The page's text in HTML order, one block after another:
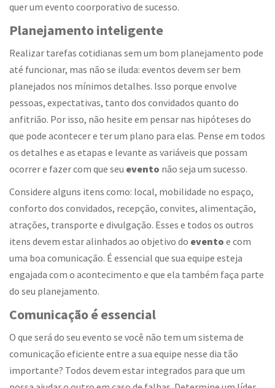
quer um evento coorporativo de sucesso.
Planejamento inteligente
Realizar tarefas cotidianas sem um bom planejamento pode
até funcionar, mas não se iluda: eventos devem ser bem
planejados nos mínimos detalhes. Isso porque envolve
pessoas, expectativas, tanto dos convidados quanto do
anfitrião. Por isso, não hesite em pensar nas hipóteses do
que pode acontecer e ter um plano para elas. Pense em todos
os detalhes e as etapas e levante as variáveis que possam
ocorrer e fazer com que seu evento não seja um sucesso.
Considere alguns itens como: local, mobilidade no espaço,
conforto dos convidados, recepção, convites, alimentação,
atrações, transporte e divulgação. Esses e todos os outros
itens devem estar alinhados ao objetivo do evento e com
uma boa comunicação. É essencial que sua equipe esteja
engajada com o acontecimento e que ela também faça parte
do seu planejamento.
Comunicação é essencial
O que será do seu evento se você não tem um sistema de
comunicação eficiente entre a sua equipe nesse dia tão
importante? Todos devem estar integrados para que um